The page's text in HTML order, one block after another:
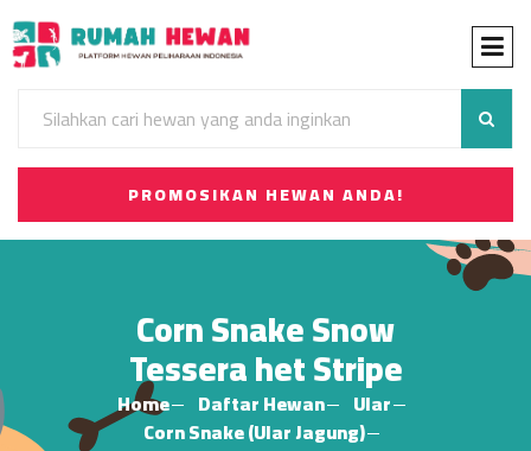
PROMOSIKAN HEWAN ANDA!
Corn Snake Snow
Tessera het Stripe
Home Daftar Hewan
Ular
Corn Snake (Ular Jagung)